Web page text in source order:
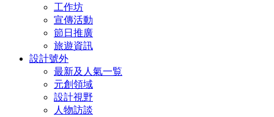
工作坊
宣傳活動
節日推廣
旅遊資訊
設計號外
最新及人氣一覧
元創領域
設計視野
人物訪談